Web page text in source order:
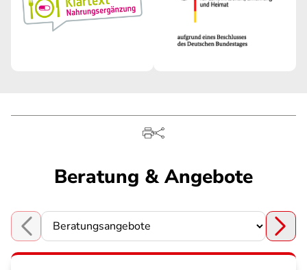
Beratung & Angebote
Choose a section